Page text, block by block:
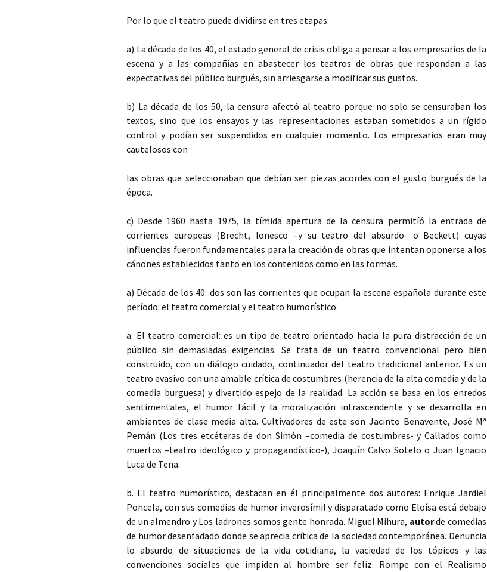
Por lo que el teatro puede dividirse en tres etapas:
a) La década de los 40, el estado general de crisis obliga a pensar a los empresarios de la
escena y a las compañías en abastecer los teatros de obras que respondan a las
expectativas del público burgués, sin arriesgarse a modificar sus gustos.
b) La década de los 50, la censura afectó al teatro porque no solo se censuraban los
textos, sino que los ensayos y las representaciones estaban sometidos a un rígido
control y podían ser suspendidos en cualquier momento. Los empresarios eran muy
cautelosos con
las obras que seleccionaban que debían ser piezas acordes con el gusto burgués de la
época.
c) Desde 1960 hasta 1975, la tímida apertura de la censura permitíó la entrada de
corrientes europeas (Brecht, Ionesco –y su teatro del absurdo- o Beckett) cuyas
influencias fueron fundamentales para la creación de obras que intentan oponerse a los
cánones establecidos tanto en los contenidos como en las formas.
a) Década de los 40: dos son las corrientes que ocupan la escena española durante este
período: el teatro comercial y el teatro humorístico.
a. El teatro comercial: es un tipo de teatro orientado hacia la pura distracción de un
público sin demasiadas exigencias. Se trata de un teatro convencional pero bien
construido, con un diálogo cuidado, continuador del teatro tradicional anterior. Es un
teatro evasivo con una amable crítica de costumbres (herencia de la alta comedia y de la
comedia burguesa) y divertido espejo de la realidad. La acción se basa en los enredos
sentimentales, el humor fácil y la moralización intrascendente y se desarrolla en
ambientes de clase media alta. Cultivadores de este son Jacinto Benavente, José Mª
Pemán (Los tres etcéteras de don Simón –comedia de costumbres- y Callados como
muertos –teatro ideológico y propagandístico-), Joaquín Calvo Sotelo o Juan Ignacio
Luca de Tena.
b. El teatro humorístico, destacan en él principalmente dos autores: Enrique Jardiel
Poncela, con sus comedias de humor inverosímil y disparatado como Eloísa está debajo
de un almendro y Los ladrones somos gente honrada. Miguel Mihura, autorde comedias
de humor desenfadado donde se aprecia crítica de la sociedad contemporánea. Denuncia
lo absurdo de situaciones de la vida cotidiana, la vaciedad de los tópicos y las
convenciones sociales que impiden al hombre ser feliz. Rompe con el Realismo